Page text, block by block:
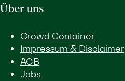
Über uns
Crowd Container
Impressum & Disclaimer
AGB
Jobs